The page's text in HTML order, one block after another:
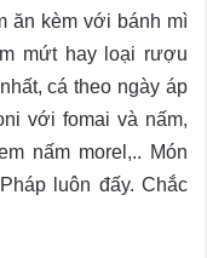
ăn kèm với bánh mì
mứt hay loại rượu
cá theo ngày áp
với fomai và nấm,
nấm morel,.. Món
luôn đấy. Chắc